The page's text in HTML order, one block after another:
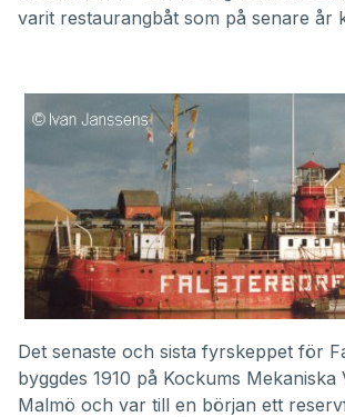
varit restaurangbåt som på senare år
Det senaste och sista fyrskeppet för
byggdes 1910 på Kockums Mekaniska
Malmö och var till en början ett